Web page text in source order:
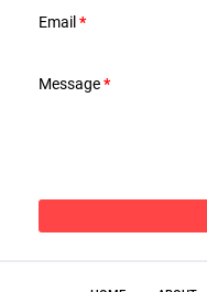
Email *
Message*